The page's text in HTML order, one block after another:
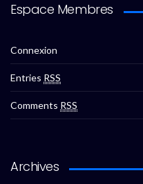
Espace Membres
Connexion
Entries RSS
Comments RSS
Archives